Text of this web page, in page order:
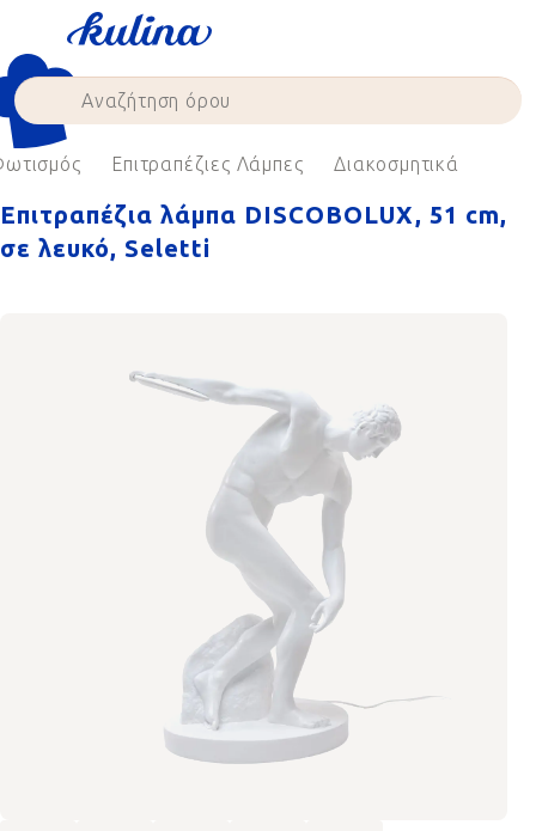
content
Επιτραπέζιες Λάμπες Διακοσμητικά
Επιτραπέζια λάμπα DISCOBOLUX, 51 cm,
σε λευκό, Seletti